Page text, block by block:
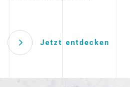
Jetzt entdecken